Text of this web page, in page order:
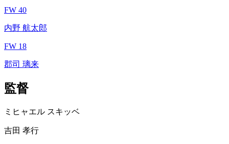
FW 40
内野 航太郎
FW 18
郡司 璃来
監督
ミヒャエル スキッベ
吉田 孝行